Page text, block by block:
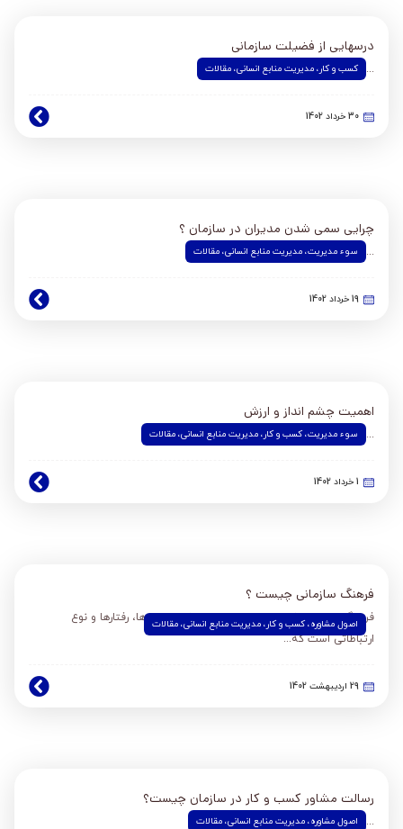
کسب و کار ، مدیریت منابع انسانی، مقالات
درسهایی از فضیلت سازمانی
...
30 خرداد 1402
سوء مدیریت، مدیریت منابع انسانی، مقالات
چرایی سمی شدن مدیران در سازمان ؟
...
19 خرداد 1402
سوء مدیریت،کسب و کار ، مدیریت منابع انسانی، مقالات
اهمیت چشم انداز و ارزش
...
1 خرداد 1402
اصول مشاوره،کسب و کار، مدیریت منابع انسانی، مقالات
فرهنگ سازمانی چیست ؟
فرهنگ سازمانی شامل مجموعه ای از ارزش ها، باورها، رفتارها و نوع
ارتباطاتی است که...
29 اردیبهشت 1402
اصول مشاوره، مدیریت منابع انسانی، مقالات
رسالت مشاور کسب و کار در سازمان چیست؟
...